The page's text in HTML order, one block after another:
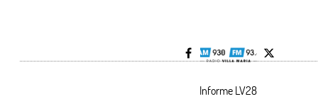
Informe LV28